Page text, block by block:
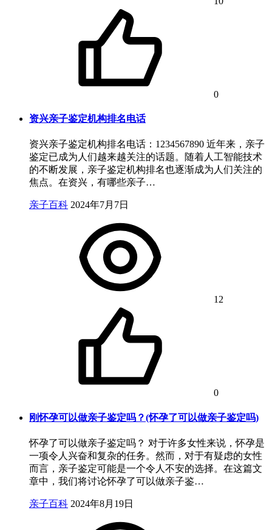
0
资兴亲子鉴定机构排名电话
资兴亲子鉴定机构排名电话：1234567890 近年来，亲子
鉴定已成为人们越来越关注的话题。随着人工智能技术
的不断发展，亲子鉴定机构排名也逐渐成为人们关注的
焦点。在资兴，有哪些亲子…
亲子百科 2024年7月7日
12
0
刚怀孕可以做亲子鉴定吗？(怀孕了可以做亲子鉴定吗)
怀孕了可以做亲子鉴定吗？ 对于许多女性来说，怀孕是
一项令人兴奋和复杂的任务。然而，对于有疑虑的女性
而言，亲子鉴定可能是一个令人不安的选择。在这篇文
章中，我们将讨论怀孕了可以做亲子鉴…
亲子百科 2024年8月19日